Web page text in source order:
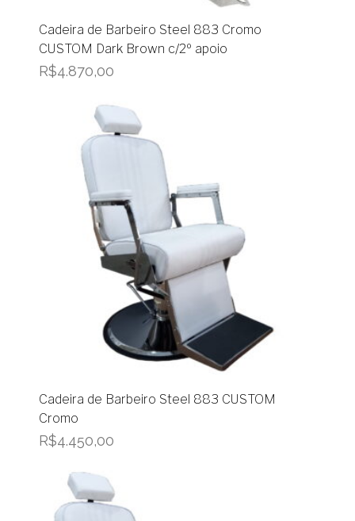
Cadeira de Barbeiro Steel 883 Cromo
CUSTOM Dark Brown c/2º apoio
R$4.870,00
Cadeira de Barbeiro Steel 883 CUSTOM
Cromo
R$4.450,00